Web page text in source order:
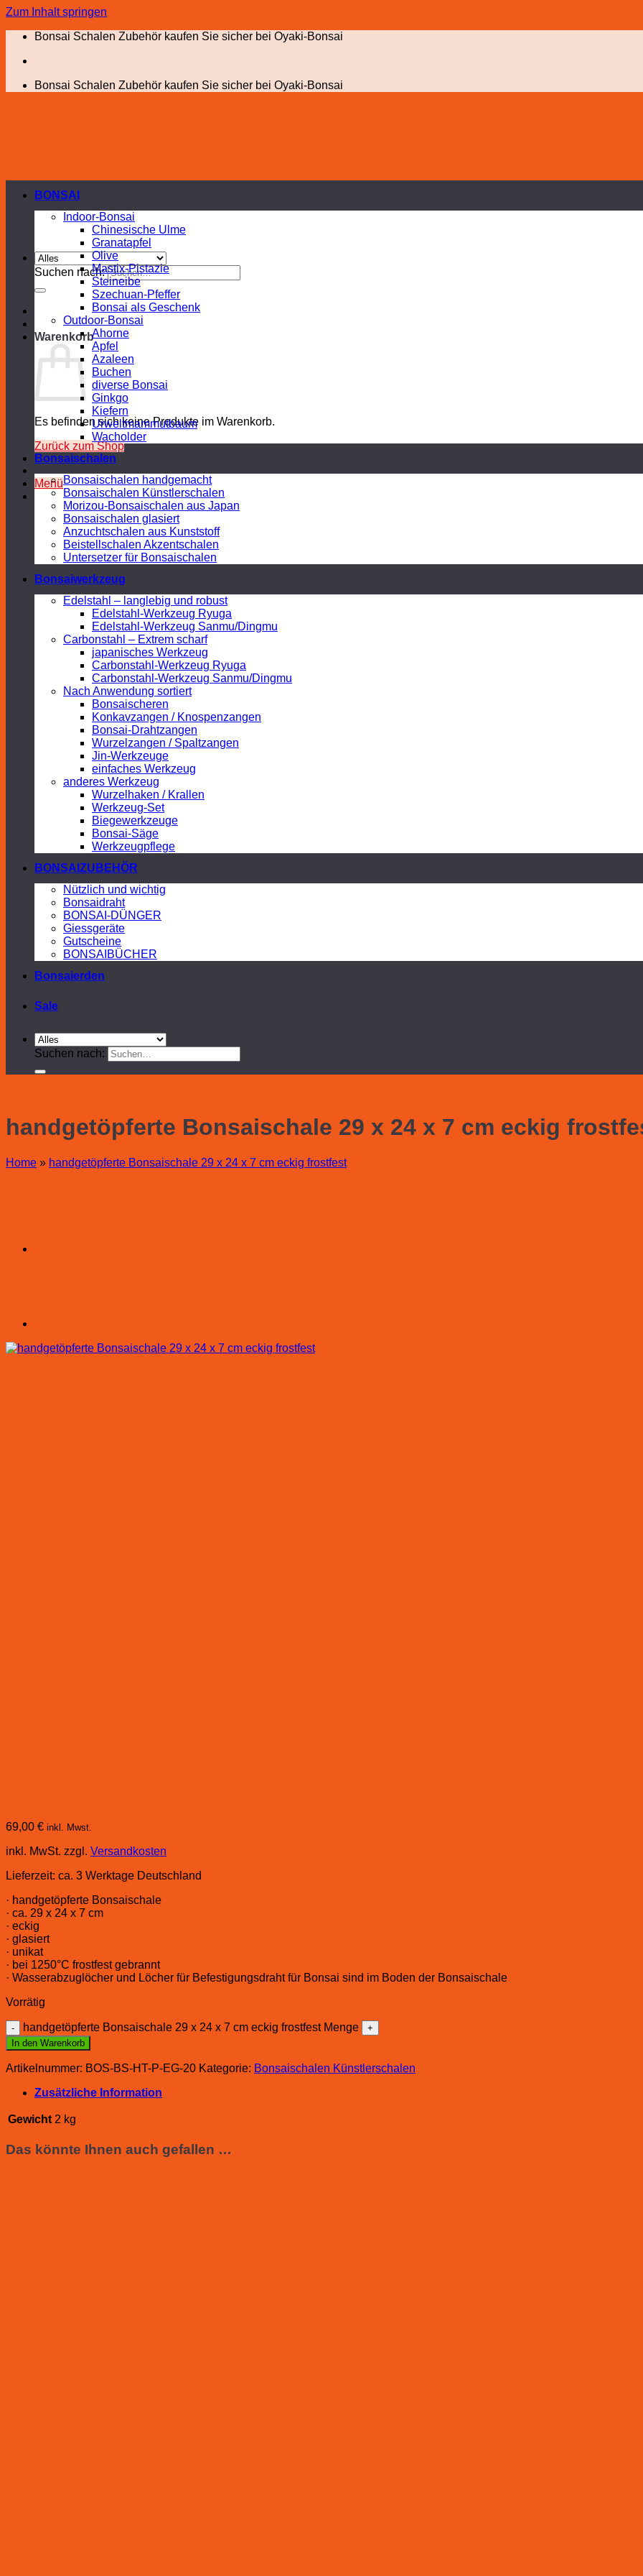
Zum Inhalt springen
Bonsai Schalen Zubehör kaufen Sie sicher bei Oyaki-Bonsai
Bonsai Schalen Zubehör kaufen Sie sicher bei Oyaki-Bonsai
Suchen nach:
Warenkorb
Es befinden sich keine Produkte im Warenkorb.
Zurück zum Shop
Menü
BONSAI
Indoor-Bonsai
Chinesische Ulme
Granatapfel
Olive
Mastix-Pistazie
Steineibe
Szechuan-Pfeffer
Bonsai als Geschenk
Outdoor-Bonsai
Ahorne
Apfel
Azaleen
Buchen
diverse Bonsai
Ginkgo
Kiefern
Urweltmammutbaum
Wacholder
Bonsaischalen
Bonsaischalen handgemacht
Bonsaischalen Künstlerschalen
Morizou-Bonsaischalen aus Japan
Bonsaischalen glasiert
Anzuchtschalen aus Kunststoff
Beistellschalen Akzentschalen
Untersetzer für Bonsaischalen
Bonsaiwerkzeug
Edelstahl – langlebig und robust
Edelstahl-Werkzeug Ryuga
Edelstahl-Werkzeug Sanmu/Dingmu
Carbonstahl – Extrem scharf
japanisches Werkzeug
Carbonstahl-Werkzeug Ryuga
Carbonstahl-Werkzeug Sanmu/Dingmu
Nach Anwendung sortiert
Bonsaischeren
Konkavzangen / Knospenzangen
Bonsai-Drahtzangen
Wurzelzangen / Spaltzangen
Jin-Werkzeuge
einfaches Werkzeug
anderes Werkzeug
Wurzelhaken / Krallen
Werkzeug-Set
Biegewerkzeuge
Bonsai-Säge
Werkzeugpflege
BONSAIZUBEHÖR
Nützlich und wichtig
Bonsaidraht
BONSAI-DÜNGER
Giessgeräte
Gutscheine
BONSAIBÜCHER
Bonsaierden
Sale
Suchen nach:
handgetöpferte Bonsaischale 29 x 24 x 7 cm eckig
Home » handgetöpferte Bonsaischale 29 x 24 x 7 cm eckig frostfest
69,00 € inkl. Mwst.
inkl. MwSt. zzgl. Versandkosten
Lieferzeit: ca. 3 Werktage Deutschland
· handgetöpferte Bonsaischale
· ca. 29 x 24 x 7 cm
· eckig
· glasiert
· unikat
· bei 1250°C frostfest gebrannt
· Wasserabzuglöcher und Löcher für Befestigungsdraht für Bonsai sind im Boden der Bonsaischale
Vorrätig
handgetöpferte Bonsaischale 29 x 24 x 7 cm eckig frostfest Menge
In den Warenkorb
Artikelnummer: BOS-BS-HT-P-EG-20 Kategorie: Bonsaischalen Künstlerschalen
Zusätzliche Information
Gewicht 2 kg
Das könnte Ihnen auch gefallen …